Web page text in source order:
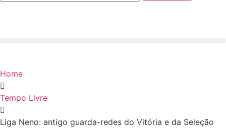
Home
Tempo Livre
Liga Neno: antigo guarda-redes do Vitória e da Seleção